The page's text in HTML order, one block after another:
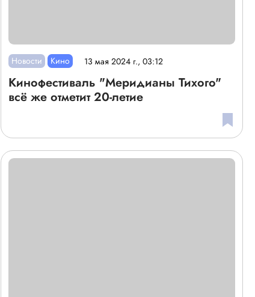
Новости Кино 13 мая 2024 г., 03:12
Кинофестиваль "Меридианы Тихого"
всё же отметит 20-летие